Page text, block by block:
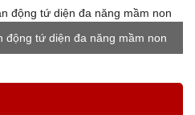
động tứ diện đa năng mầm non
Xem thêm